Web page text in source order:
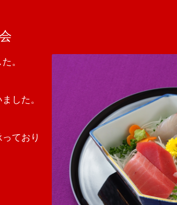
。
した。
ており